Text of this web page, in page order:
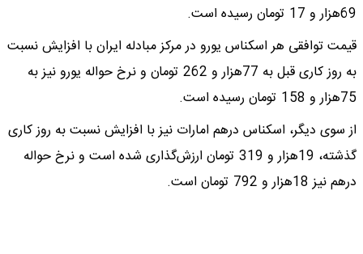
69هزار و 17 تومان رسیده است.
قیمت توافقی هر اسکناس یورو در مرکز مبادله ایران با افزایش نسبت
به روز کاری قبل به 77هزار و 262 تومان و نرخ حواله یورو نیز به
75هزار و 158 تومان رسیده است.
از سوی دیگر، اسکناس درهم امارات نیز با افزایش نسبت به روز کاری
گذشته، 19هزار و 319 تومان ارزش‌گذاری شده است و نرخ حواله
درهم نیز 18هزار و 792 تومان است.